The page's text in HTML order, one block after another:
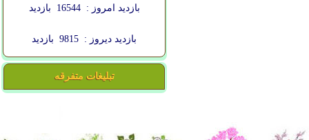
بازدید امروز : 16544 بازدید
بازدید دیروز : 9815 بازدید
تبلیغات متفرقه